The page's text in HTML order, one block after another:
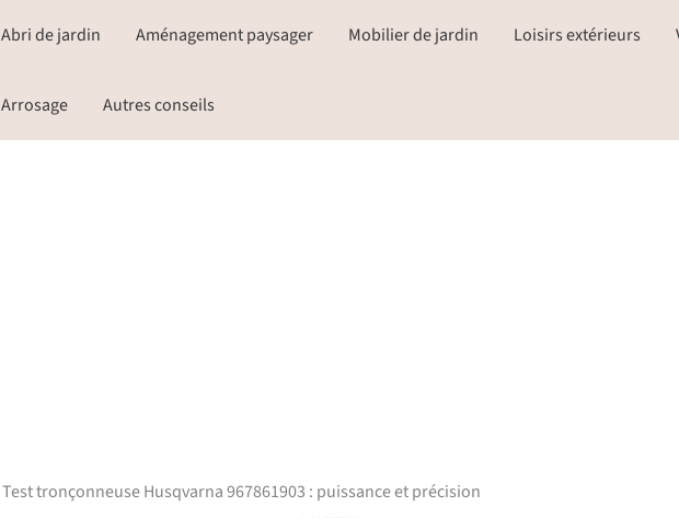
Abri de jardin Aménagement paysager Mobilier de jardin Loisirs extérieurs
Arrosage Autres conseils
Test tronçonneuse Husqvarna 967861903 : puissance et précision